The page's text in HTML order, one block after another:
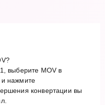
выберите MOV в
и нажмите
конвертации вы